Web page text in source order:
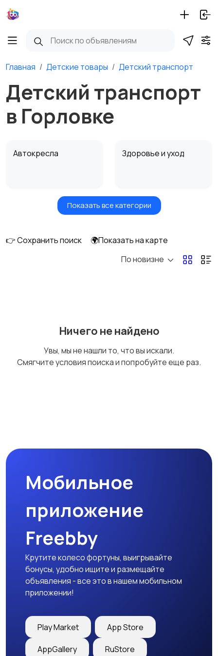
Главная Детские товары Детский транспорт
Детский транспорт
в Горловке
Автокресла Здоровье и уход
Игрушки и игры Детские коляски
Купание
Детская одежда Детская обувь
Детский транспорт
Показать все категории
👉 Сохранить поиск
🌍Показать на карте
По новизне
Ничего не найдено
Увы, мы не нашли то, что вы искали.
Смягчите условия поиска и попробуйте еще раз.
Мобильное
приложение
Freebby
Крутите колесо фортуны, выигрывайте
бонусы, удобно ищите и размещайте
объявления - все это в нашем мобильном
приложении!
Play Market App Store
AppGallery RuStore